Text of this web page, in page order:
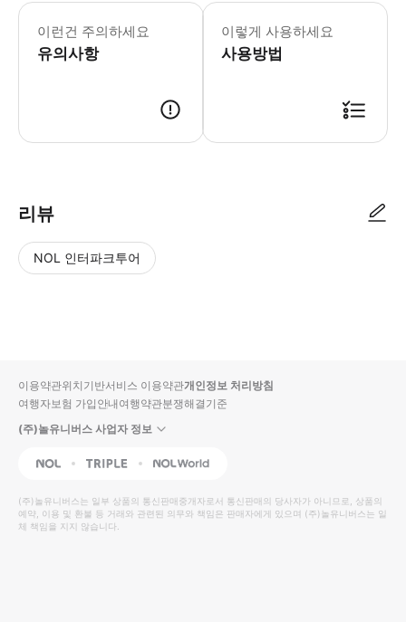
이런건 주의하세요
유의사항
- 예약 시 제휴사에 호텔 이름과 위치
이렇게 사용하세요
사용방법
리뷰
NOL 인터파크투어
입니
다.
높
은
순
동
영
상
순
상
이용약관위치기반서비스 이용약관개인정보 처리방침
여행자보험 가입안내여행약관분쟁해결기준
(주)놀유니버스 사업자 정보
NOL Triple Interpark Global
(주)놀유니버스는 일부 상품의 통신판매중개자로서 통신판매의 당사자가 아니므로, 상품의
예약, 이용 및 환불 등 거래와 관련된 의무와 책임은 판매자에게 있으며 (주)놀유니버스는 일
체 책임을 지지 않습니다.